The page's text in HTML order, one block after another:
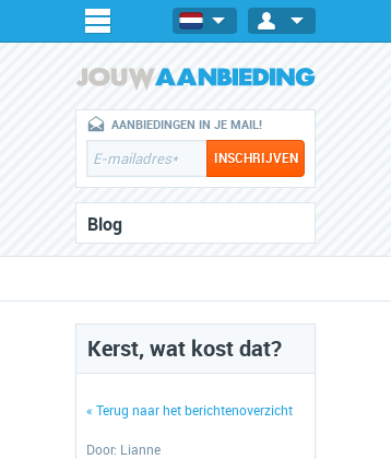
AANBIEDINGEN IN JE MAIL!
Blog
Kerst, wat kost dat?
« Terug naar het berichtenoverzicht
Door: Lianne